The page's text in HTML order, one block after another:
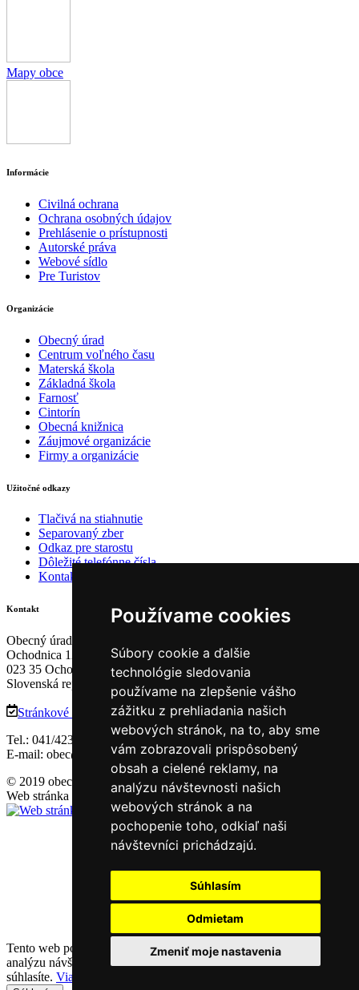
Používame cookies
Súbory cookie a ďalšie
technológie sledovania
používame na zlepšenie vášho
zážitku z prehliadania našich
webových stránok, na to, aby sme
vám zobrazovali prispôsobený
obsah a cielené reklamy, na
analýzu návštevnosti našich
webových stránok a na
pochopenie toho, odkiaľ naši
návštevníci prichádzajú.
Súhlasím
Odmietam
Zmeniť moje nastavenia
Mapy obce
Informácie
Civilná ochrana
Ochrana osobných údajov
Prehlásenie o prístupnosti
Autorské práva
Webové sídlo
Pre Turistov
Organizácie
Obecný úrad
Centrum voľného času
Materská škola
Základná škola
Farnosť
Cintorín
Obecná knižnica
Záujmové organizácie
Firmy a organizácie
Užitočné odkazy
Tlačivá na stiahnutie
Separovaný zber
Odkaz pre starostu
Dôležité telefónne čísla
Kontakty
Kontakt
Obecný úrad Ochodnica
Ochodnica 121
023 35 Ochodnica
Slovenská republika
Stránkové dni
Tel.: 041/4233121, 0902 748 575
E-mail: obec@ochodnica.sk
© 2019 obec Ochodnica. Všetky práva vyhradené.
Web stránka od
Tento web používa na poskytovanie služieb, personalizáciu reklám a
analýzu návštevnosti súbory cookie. Používaním tohto webu s tým
súhlasíte. Viac informácií